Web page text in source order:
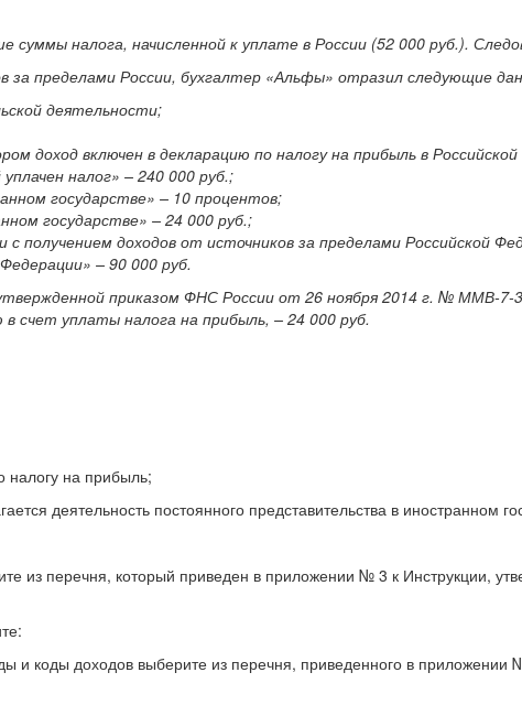
суммы налога, начисленной к уплате в России (52 000 руб.).
за пределами России, бухгалтер «Альфы» отразил следующие
деятельности;
доход включен в декларацию по налогу на прибыль в
налог» – 240 000 руб.;
государстве» – 10 процентов;
государстве» – 24 000 руб.;
получением доходов от источников за пределами Российской
– 90 000 руб.
приказом ФНС России от 26 ноября 2014 г. № ММВ-7-
счет уплаты налога на прибыль, – 24 000 руб.
налогу на прибыль;
деятельность постоянного представительства в иностранном
из перечня, который приведен в приложении № 3 к Инструкции,
и коды доходов выберите из перечня, приведенного в